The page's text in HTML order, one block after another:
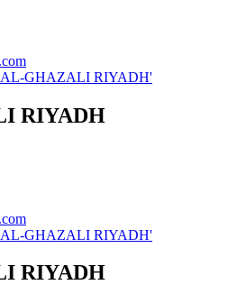
'AL-GHAZALI RIYADH'
RIYADH
'AL-GHAZALI RIYADH'
RIYADH